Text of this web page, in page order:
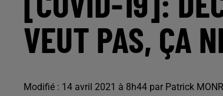
VEUT PAS, ÇA
Modifié : 14 avril 2021 à 8h44 par Patrick